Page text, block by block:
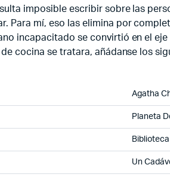
imposible escribir sobre las
Para mí, eso las elimina por
incapacitado se convirtió en el
cocina se tratara, añádanse los
Agatha
Planeta
Un